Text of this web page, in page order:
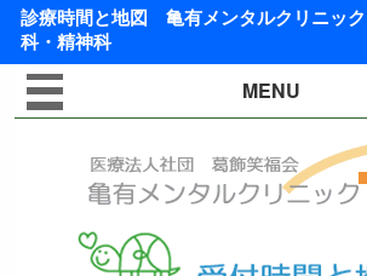
診療時間と地図 亀有メンタルクリニック
科・精神科
MENU